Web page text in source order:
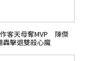
客天母奪MVP 陳傑
轟擊退雙殺心魔